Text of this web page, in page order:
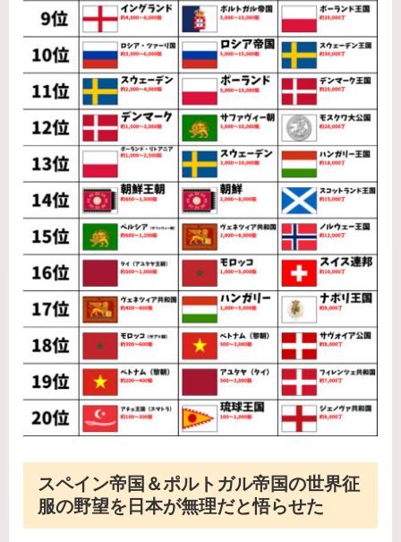
スペイン帝国＆ポルトガル帝国の世界征
服の野望を日本が無理だと悟らせた